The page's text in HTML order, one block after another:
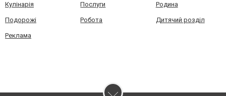
Кулінарія Послуги Родина
Подорожі Робота Дитячий розділ
Реклама